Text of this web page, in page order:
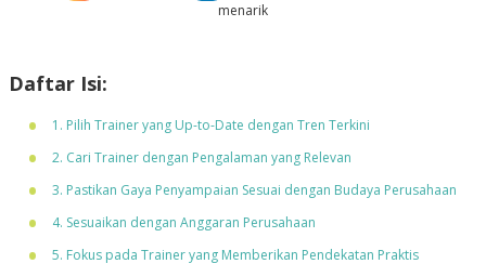
menarik
Daftar Isi:
1. Pilih Trainer yang Up-to-Date dengan Tren Terkini
2. Cari Trainer dengan Pengalaman yang Relevan
3. Pastikan Gaya Penyampaian Sesuai dengan Budaya Perusahaan
4. Sesuaikan dengan Anggaran Perusahaan
5. Fokus pada Trainer yang Memberikan Pendekatan Praktis